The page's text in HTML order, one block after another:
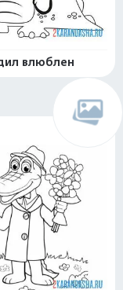
влюблен